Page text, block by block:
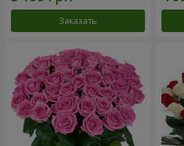
Заказать